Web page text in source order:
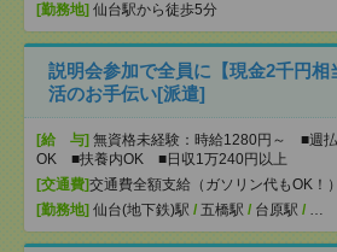
[勤務地] 仙台駅から徒歩5分
説明会参加で全員に【現金2千円相
活のお手伝い[派遣]
[給 与] 無資格未経験：時給1280円～ ■週
OK ■扶養内OK ■日収1万240円以上
[交通費]交通費全額支給（ガソリン代もOK！）
[勤務地] 仙台(地下鉄)駅 / 五橋駅 / 台原駅 / …